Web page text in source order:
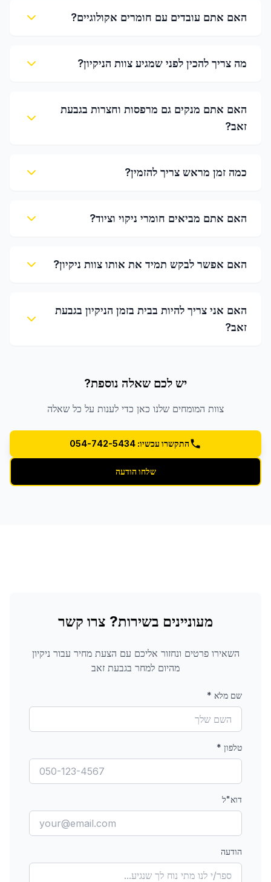
האם אתם עובדים עם חומרים אקולוגיים?
מה צריך להכין לפני שמגיע צוות הניקיון?
האם אתם מנקים גם מרפסות וחצרות בגבעת
זאב?
כמה זמן מראש צריך להזמין?
האם אתם מביאים חומרי ניקוי וציוד?
האם אפשר לבקש תמיד את אותו צוות ניקיון?
האם אני צריך להיות בבית בזמן הניקיון בגבעת
זאב?
יש לכם שאלה נוספת?
צוות המומחים שלנו כאן כדי לענות על כל שאלה
התקשרו עכשיו: 054-742-5434
שלחו הודעה
מעוניינים בשירות? צרו קשר
השאירו פרטים ונחזור אליכם עם הצעת מחיר עבור ניקיון
מהיום למחר בגבעת זאב
שם מלא *
טלפון *
דוא"ל
הודעה